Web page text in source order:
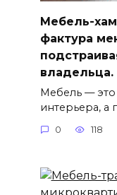
Мебель-
фактура
владельца.
Мебель —
интерьера, а
0 118